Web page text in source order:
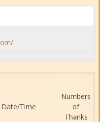
Date/Time
Numbers
of
Thanks